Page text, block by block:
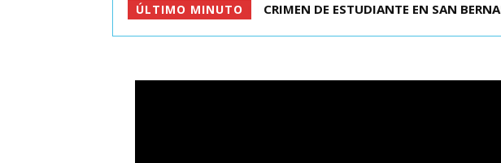
ÚLTIMO MINUTO CRIMEN DE ESTUDIANTE EN SAN